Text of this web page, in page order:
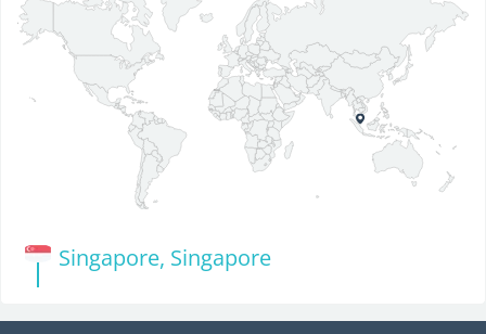
Singapore, Singapore